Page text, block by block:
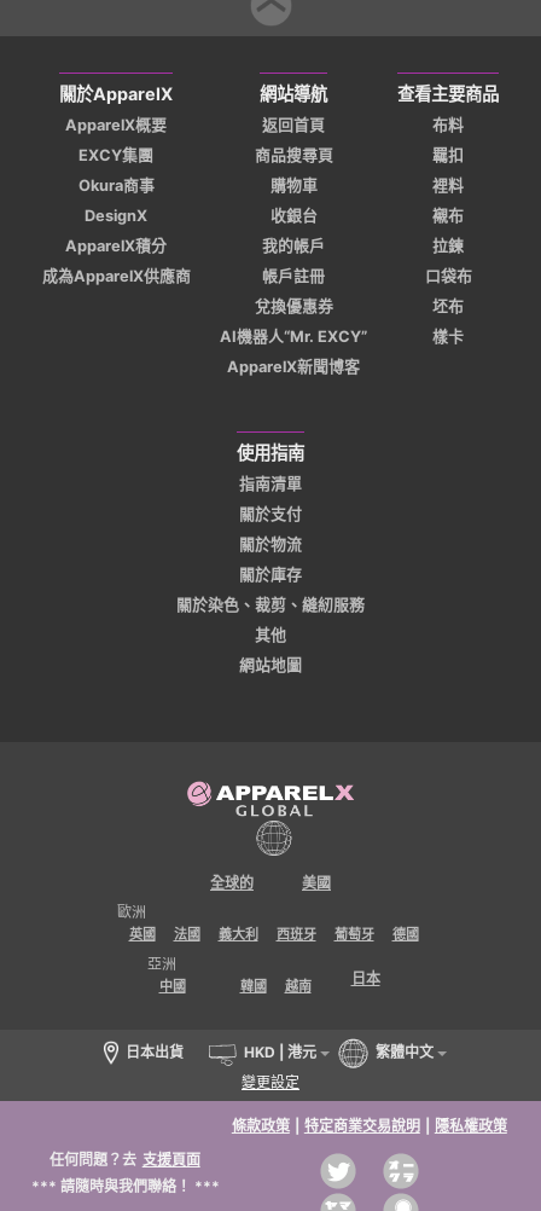
關於ApparelX
ApparelX概要
EXCY集團
Okura商事
DesignX
ApparelX積分
成為ApparelX供應商
網站導航
返回首頁
商品搜尋頁
購物車
收銀台
我的帳戶
帳戶註冊
兌換優惠券
AI機器人“Mr. EXCY”
ApparelX新聞博客
查看主要商品
布料
羈扣
裡料
襯布
拉鍊
口袋布
坯布
樣卡
使用指南
指南清單
關於支付
關於物流
關於庫存
關於染色、裁剪、縫紉服務
其他
網站地圖
全球的
美國
歐洲
英國 法國 義大利 西班牙 葡萄牙 德國
亞洲
中國 韓國 越南 日本
日本出貨 HKD | 港元
繁體中文
變更設定
任何問題？去 支援頁面
*** 請隨時與我們聯絡！ ***
條款政策 特定商業交易說明 隱私權政策